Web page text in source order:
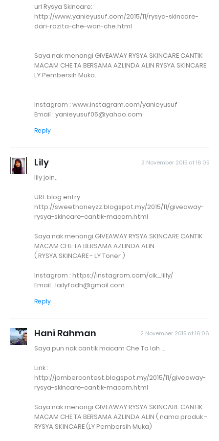
url Rysya Skincare:
http://www.yanieyusuf.com/2015/11/rysya-skincare-
dari-rozita-che-wan-che.html
Saya nak menangi GIVEAWAY RYSYA SKINCARE CANTIK
MACAM CHE TA BERSAMA AZLINDA ALIN RYSYA SKINCARE
LY Pembersih Muka.
Instagram : www.instagram.com/yanieyusuf
Email : yanieyusuf05@yahoo.com
Reply
Lily 2 November 2015 at 16:05
lily join..
URL blog entry:
http://sweethoneyzz.blogspot.my/2015/11/giveaway-
rysya-skincare-cantik-macam.html
Saya nak menangi GIVEAWAY RYSYA SKINCARE CANTIK
MACAM CHE TA BERSAMA AZLINDA ALIN
( RYSYA SKINCARE - LY Toner )
Instagram : https://instagram.com/cik_lilly/
Email : lailyfadh@gmail.com
Reply
Hani Rahman 2 November 2015 at 16:06
Saya pun nak cantik macam Che Ta lah ...
Link :
http://jombercontest.blogspot.my/2015/11/giveaway-
rysya-skincare-cantik-macam.html
Saya nak menangi GIVEAWAY RYSYA SKINCARE CANTIK
MACAM CHE TA BERSAMA AZLINDA ALIN ( nama produk -
RYSYA SKINCARE (LY Pembersih Muka)